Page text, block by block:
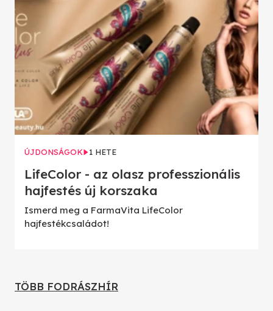
ÚJDONSÁGOK 1 HETE
LifeColor - az olasz professzionális
hajfestés új korszaka
Ismerd meg a FarmaVita LifeColor
hajfestékcsaládot!
TÖBB FODRÁSZHÍR